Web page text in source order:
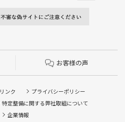
お客様の声
リンク
プライバシーポリシー
特定整備に関する弊社取組について
企業情報